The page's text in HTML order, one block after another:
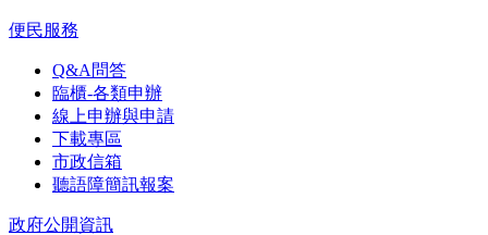
便民服務
Q&A問答
臨櫃-各類申辦
線上申辦與申請
下載專區
市政信箱
聽語障簡訊報案
政府公開資訊